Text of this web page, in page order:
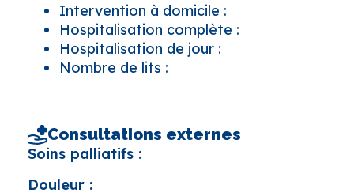
Intervention à domicile :
Hospitalisation complète :
Hospitalisation de jour :
Nombre de lits :
Consultations externes
Soins palliatifs :
Douleur :